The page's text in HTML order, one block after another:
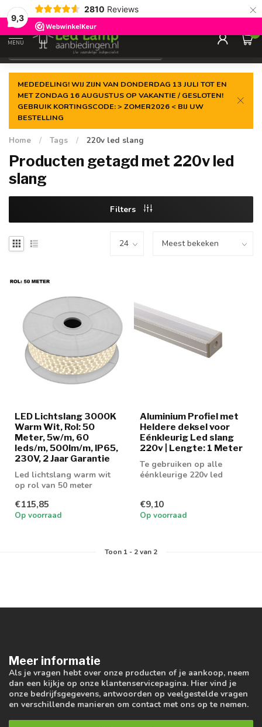
9,3
2810 Reviews ×
Gegarandeerde delaagste prijs
MENU
0
MEDEDELING! WIJ ZIJN VAN DONDERDAG 13 JULI TOT EN
MET ZONDAG 16 AUGUSTUS OP VAKANTIE / GESLOTEN!
GEBRUIK KORTINGSCODE: > ZOMER2026 < BIJ UW
BESTELLING
Home / Tags / 220v led slang
Producten getagd met 220v led
slang
Filters
LED Lichtslang 3000K
Warm Wit, Rol: 50
Meter, 5w/m, 60
leds/m, 500lm/m, IP65,
230V, 2 Jaar Garantie
Led lichtslang warm wit
op rol van 50 meter
€115,85
Op voorraad
Aluminium Profiel met
Heldere deksel voor
Eénkleurig Led slang
220v | Lengte: 1 Meter
Te gebruiken op alle
éénkleurige 220v led
€9,10
Op voorraad
Toon 1- 2van 2
Meer informatie
Als je vragen hebt over onze producten of je aankoop, neem
dan een kijkje op onze klantenservicepagina. Hier vind je
onze bedrijfsgegevens, antwoorden op veelgestelde vragen
en verschillende manieren om contact met ons op te nemen.